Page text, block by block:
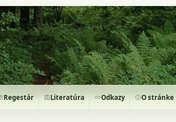
Regestár Literatúra Odkazy O stránke